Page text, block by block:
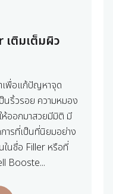
ติมเต็มผิว
เพื่อแก้ปัญหาจุด
นริ้วรอย ความหมอง
ห้ออกมาสวยมีมิติ มี
ารที่เป็นที่นิยมอย่าง
ในชื่อ Filler หรือที่
Booste...